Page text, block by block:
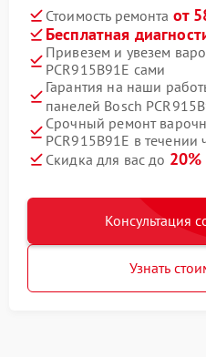
Стоимость ремонта от
Бесплатная
Привезем и увезем
PCR915B91E сами
Гарантия на наши
панелей Bosch
Срочный ремонт
PCR915B91E в течении
Скидка для вас до 20%
Консультация
Узнать